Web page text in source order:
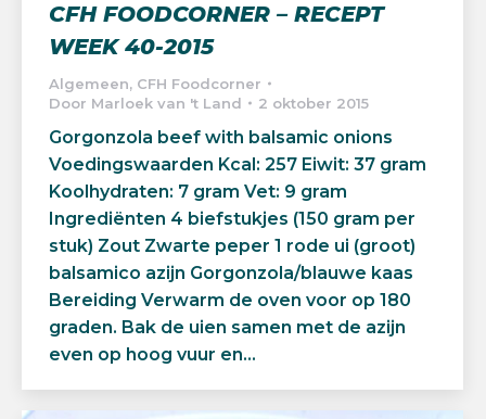
CFH FOODCORNER – RECEPT
WEEK 40-2015
Algemeen, CFH Foodcorner
Door Marloek van 't Land 2 oktober 2015
Gorgonzola beef with balsamic onions
Voedingswaarden Kcal: 257 Eiwit: 37 gram
Koolhydraten: 7 gram Vet: 9 gram
Ingrediënten 4 biefstukjes (150 gram per
stuk) Zout Zwarte peper 1 rode ui (groot)
balsamico azijn Gorgonzola/blauwe kaas
Bereiding Verwarm de oven voor op 180
graden. Bak de uien samen met de azijn
even op hoog vuur en…